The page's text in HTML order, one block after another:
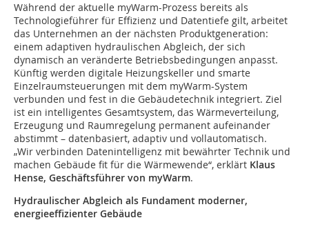
Während der aktuelle myWarm-Prozess bereits als
Technologieführer für Effizienz und Datentiefe gilt, arbeitet
das Unternehmen an der nächsten Produktgeneration:
einem adaptiven hydraulischen Abgleich, der sich
dynamisch an veränderte Betriebsbedingungen anpasst.
Künftig werden digitale Heizungskeller und smarte
Einzelraumsteuerungen mit dem myWarm-System
verbunden und fest in die Gebäudetechnik integriert. Ziel
ist ein intelligentes Gesamtsystem, das Wärmeverteilung,
Erzeugung und Raumregelung permanent aufeinander
abstimmt – datenbasiert, adaptiv und vollautomatisch.
„Wir verbinden Datenintelligenz mit bewährter Technik und
machen Gebäude fit für die Wärmewende“, erklärt Klaus
Hense, Geschäftsführer von myWarm.
Hydraulischer Abgleich als Fundament moderner,
energieeffizienter Gebäude